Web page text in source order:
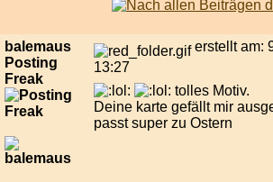
balemaus
Posting
Freak
erstellt am:
13:27
tolles Motiv.
Deine karte gefällt mir
passt super zu Ostern